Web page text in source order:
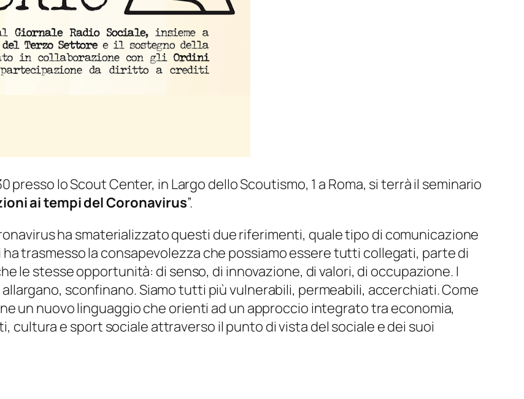
presso lo Scout Center, in Largo dello Scoutismo, 1 a Roma, si terrà il seminario
ai tempi del Coronavirus”.
ha smaterializzato questi due riferimenti, quale tipo di comunicazione
ha trasmesso la consapevolezza che possiamo essere tutti collegati, parte di
le stesse opportunità: di senso, di innovazione, di valori, di occupazione. I
sconfinano. Siamo tutti più vulnerabili, permeabili, accerchiati. Come
un nuovo linguaggio che orienti ad un approccio integrato tra economia,
e sport sociale attraverso il punto di vista del sociale e dei suoi